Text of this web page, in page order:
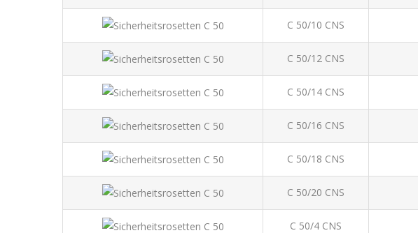
C 50/10 CNS
C 50/12 CNS
C 50/14 CNS
C 50/16 CNS
C 50/18 CNS
C 50/20 CNS
C 50/4 CNS